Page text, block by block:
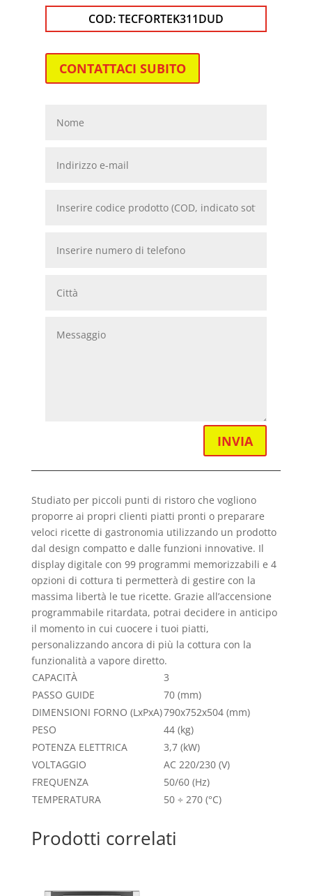
COD:TECFORTEK311DUD
CONTATTACI SUBITO
INVIA
Studiato per piccoli punti di ristoro che vogliono
proporre ai propri clienti piatti pronti o preparare
veloci ricette di gastronomia utilizzando un prodotto
dal design compatto e dalle funzioni innovative. Il
display digitale con 99 programmi memorizzabili e 4
opzioni di cottura ti permetterà di gestire con la
massima libertà le tue ricette. Grazie all’accensione
programmabile ritardata, potrai decidere in anticipo
il momento in cui cuocere i tuoi piatti,
personalizzando ancora di più la cottura con la
funzionalità a vapore diretto.
CAPACITÀ
3
PASSO GUIDE
70 (mm)
DIMENSIONI FORNO (LxPxA)790x752x504 (mm)
PESO
44 (kg)
POTENZA ELETTRICA
3,7 (kW)
VOLTAGGIO
AC 220/230 (V)
FREQUENZA
50/60 (Hz)
TEMPERATURA
50 ÷ 270 (°C)
Prodotti correlati